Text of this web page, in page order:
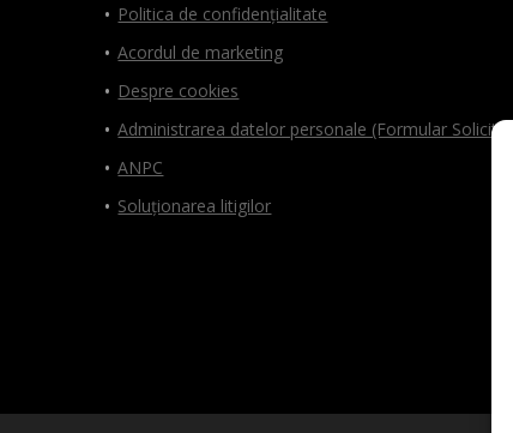
Politica de confidențialitate
Acordul de marketing
Despre cookies
Administrarea datelor personale (Formular Solicitări)
ANPC
Soluționarea litigilor